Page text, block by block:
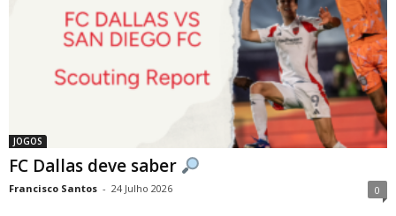
JOGOS
FC Dallas deve saber
Francisco Santos - 24 Julho 2026 0